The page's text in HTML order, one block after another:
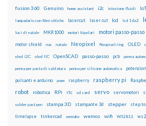
fusion 360 Genuino home assistant i2c iniezione fluidi IoT
lampadario con fibre ottiche lasercut laser cut lcd lcd 16x2
luci di natale MKR1000 motori bipolari motori passo-passo
motor shield nas natale Neopixel Neopixel ring OLED
oled i2C oled IIC OpenSCAD passo-passo pcb penna
penna per pasta di saldatura penna per silicone automatica
pulsanti e arduino pwm raspberry raspberry pi
robot robotica RPi rtc sd card servo servomotori
solder past pen stampa 3D stampante 3d stepper step
timelapse tinkercad wemake wemos wifi WS2812